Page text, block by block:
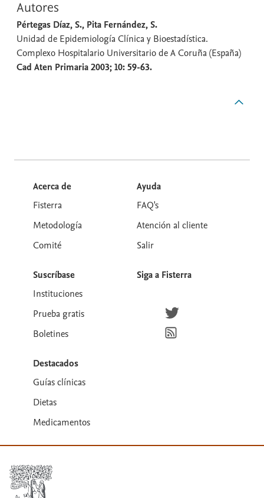
Autores
Pértegas Díaz, S., Pita Fernández, S.
Unidad de Epidemiología Clínica y Bioestadística.
Complexo Hospitalario Universitario de A Coruña (España)
Cad Aten Primaria 2003; 10: 59-63.
Acerca de
Fisterra
Metodología
Comité
Suscríbase
Instituciones
Prueba gratis
Boletines
Destacados
Guías clínicas
Dietas
Medicamentos
Ayuda
FAQ's
Atención al cliente
Salir
Siga a Fisterra
Síguenos en Twitter
Suscríbete para recibir